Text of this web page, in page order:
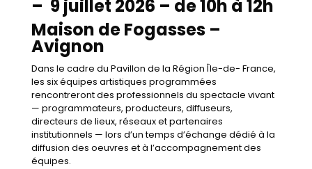
– 9 juillet 2026 – de 10h à 12h
Maison de Fogasses –
Avignon
Dans le cadre du Pavillon de la Région Île-de- France,
les six équipes artistiques programmées
rencontreront des professionnels du spectacle vivant
— programmateurs, producteurs, diffuseurs,
directeurs de lieux, réseaux et partenaires
institutionnels — lors d’un temps d’échange dédié à la
diffusion des oeuvres et à l’accompagnement des
équipes.